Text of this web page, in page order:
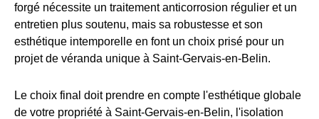
forgé nécessite un traitement anticorrosion régulier et un
entretien plus soutenu, mais sa robustesse et son
esthétique intemporelle en font un choix prisé pour un
projet de véranda unique à Saint-Gervais-en-Belin.
Le choix final doit prendre en compte l'esthétique globale
de votre propriété à Saint-Gervais-en-Belin, l'isolation